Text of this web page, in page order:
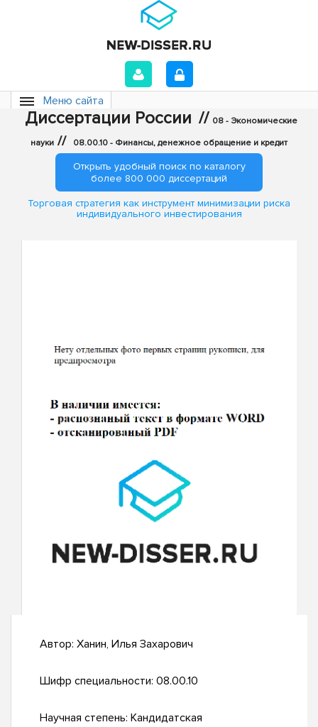
Меню сайта
Диссертации России // 08 - Экономические
науки // 08.00.10 - Финансы, денежное обращение и кредит
Открыть удобный поиск по каталогу
более 800 000 диссертаций
Торговая стратегия как инструмент минимизации риска
индивидуального инвестирования
Автор: Ханин, Илья Захарович
Шифр специальности: 08.00.10
Научная степень: Кандидатская